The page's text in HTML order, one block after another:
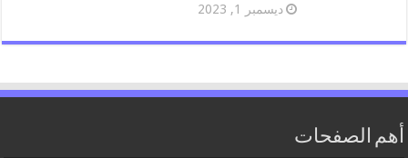
ديسمبر 1, 2023
أهم الصفحات